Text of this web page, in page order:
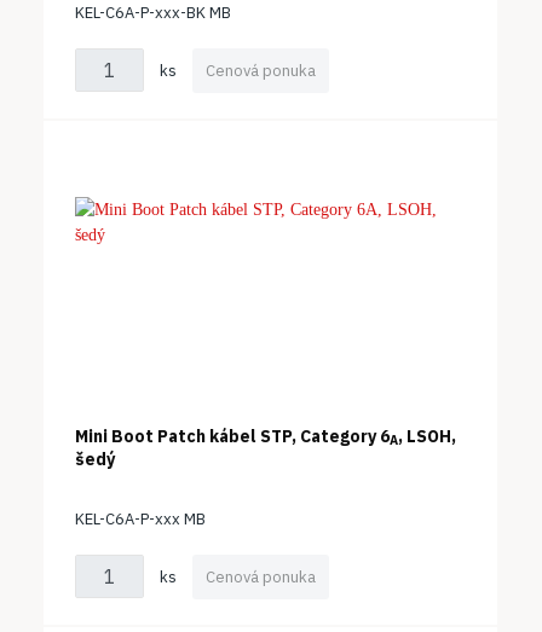
KEL-C6A-P-xxx-BK MB
ks Cenová ponuka
Mini Boot Patch kábel STP, Category 6A, LSOH,
šedý
KEL-C6A-P-xxx MB
ks Cenová ponuka